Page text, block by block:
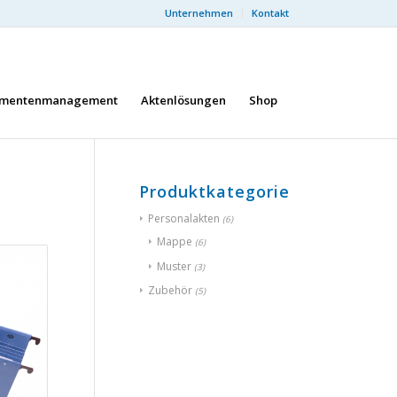
Unternehmen Kontakt
Aktenlösungen Shop
Produktkategorien
Personalakten (6)
Mappe (6)
Muster (3)
Zubehör (5)